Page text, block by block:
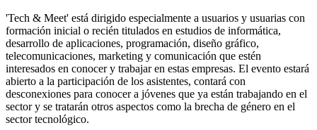
'Tech & Meet' está dirigido especialmente a usuarios y usuarias con
formación inicial o recién titulados en estudios de informática,
desarrollo de aplicaciones, programación, diseño gráfico,
telecomunicaciones, marketing y comunicación que estén
interesados en conocer y trabajar en estas empresas. El evento estará
abierto a la participación de los asistentes, contará con
desconexiones para conocer a jóvenes que ya están trabajando en el
sector y se tratarán otros aspectos como la brecha de género en el
sector tecnológico.